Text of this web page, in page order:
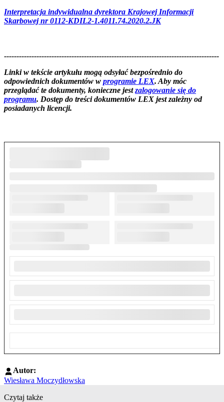
Interpretacja indywidualna dyrektora Krajowej Informacji
Skarbowej nr 0112-KDIL2-1.4011.74.2020.2.JK
--------------------------------------------------------------------------------------
Linki w tekście artykułu mogą odsyłać bezpośrednio do
odpowiednich dokumentów w programie LEX. Aby móc
przeglądać te dokumenty, konieczne jestzalogowanie się do
programu. Dostęp do treści dokumentów LEX jest zależny od
posiadanych licencji.
Autor:
Wiesława Moczydłowska
Czytaj także